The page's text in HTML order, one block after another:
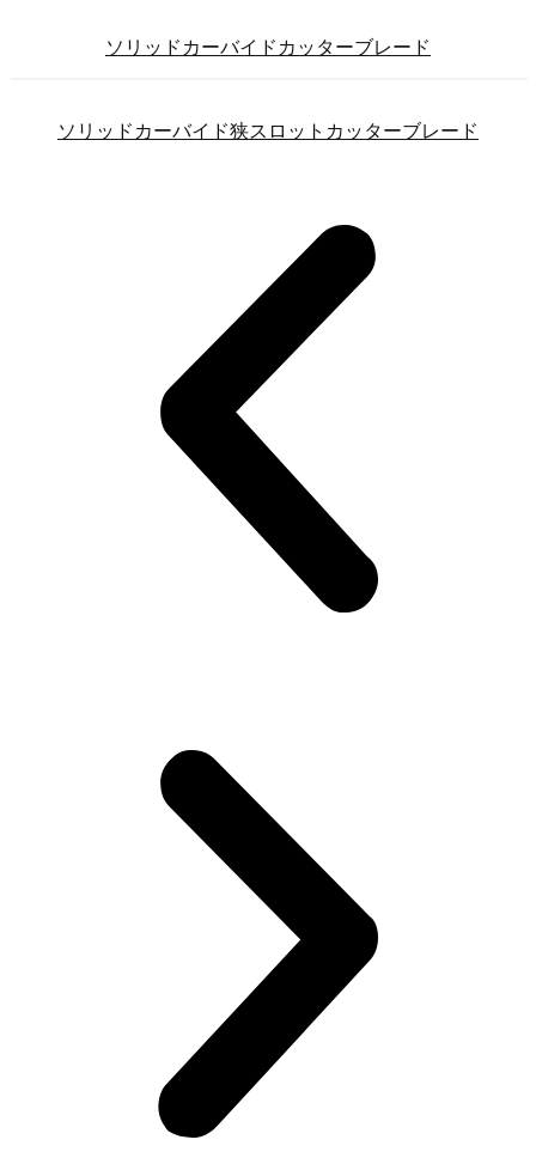
ソリッドカーバイドカッターブレード
ソリッドカーバイド狭スロットカッターブレード